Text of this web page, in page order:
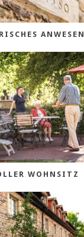
ANWESEN
WOHNSITZ